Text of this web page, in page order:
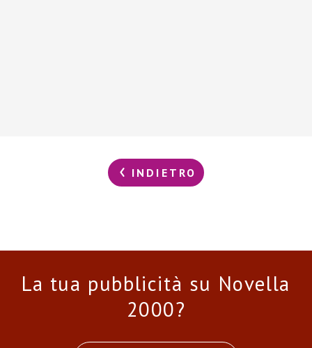
INDIETRO
La tua pubblicità su Novella
2000?